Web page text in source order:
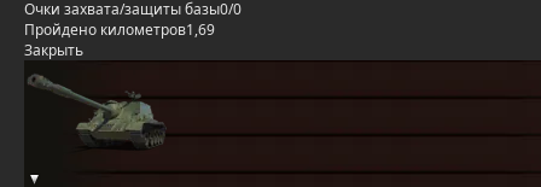
Очки захвата/защиты базы0/0
Пройдено километров1,69
Закрыть